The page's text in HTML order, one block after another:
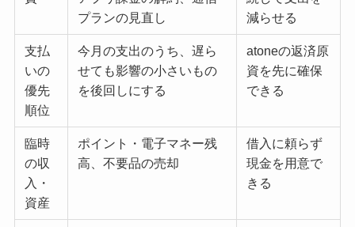
プランの見直し
減らせる
支払
いの
優先
順位
今月の支出のうち、遅ら
せても影響の小さいもの
を後回しにする
atoneの返済原
資を先に確保
できる
臨時
の収
入・
資産
ポイント・電子マネー残
高、不要品の売却
借入に頼らず
現金を用意で
きる